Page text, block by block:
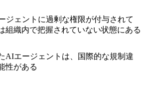
ジェントに過剰な権限が付与されて
組織内で把握されていない状態にある
AIエージェントは、国際的な規制違
性がある